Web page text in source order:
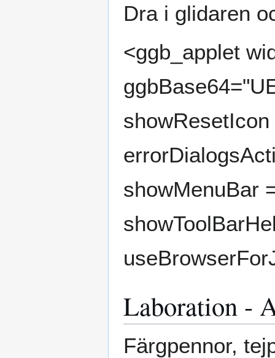
Dra i glidaren
<ggb_applet
showMenuBar
Laboration -
Färgpennor,